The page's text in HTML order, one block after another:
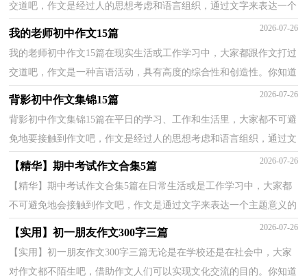
交道吧，作文是经过人的思想考虑和语言组织，通过文字来表达一个
主题意义的记叙方法。那要怎么写好作文呢？以下是小...
我的老师初中作文15篇 2026-07-26
我的老师初中作文15篇在现实生活或工作学习中，大家都跟作文打过
交道吧，作文是一种言语活动，具有高度的综合性和创造性。你知道
作文怎样写才规范吗？下面是小编收集整理的我的老师...
背影初中作文集锦15篇 2026-07-26
背影初中作文集锦15篇在平日的学习、工作和生活里，大家都不可避
免地要接触到作文吧，作文是经过人的思想考虑和语言组织，通过文
字来表达一个主题意义的记叙方法。那么，怎么去写作...
【精华】期中考试作文合集5篇 2026-07-26
【精华】期中考试作文合集5篇在日常生活或是工作学习中，大家都
不可避免地会接触到作文吧，作文是通过文字来表达一个主题意义的
记叙方法。如何写一篇有思想、有文采的作文呢？下...
【实用】初一朋友作文300字三篇 2026-07-26
【实用】初一朋友作文300字三篇无论是在学校还是在社会中，大家
对作文都不陌生吧，借助作文人们可以实现文化交流的目的。你知道